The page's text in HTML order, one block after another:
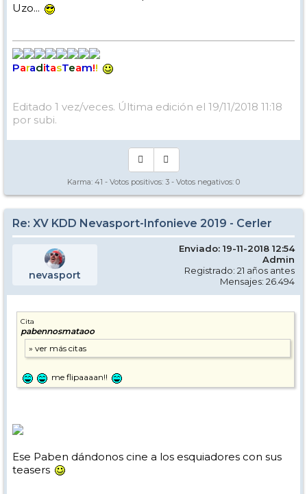
Uzo...
ParaditasTeam!!
Editado 1 vez/veces. Última edición el 19/11/2018 11:18
por subi.
Karma: 41 - Votos positivos: 3 - Votos negativos: 0
Re: XV KDD Nevasport-Infonieve 2019 - Cerler
nevasport
Enviado: 19-11-2018 12:54
Admin
Registrado: 21 años antes
Mensajes: 26.494
Cita
pabennosmataoo
me flipaaaan!!
Ese Paben dándonos cine a los esquiadores con sus
teasers